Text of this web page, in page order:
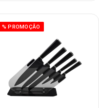
% PROMOÇÃO